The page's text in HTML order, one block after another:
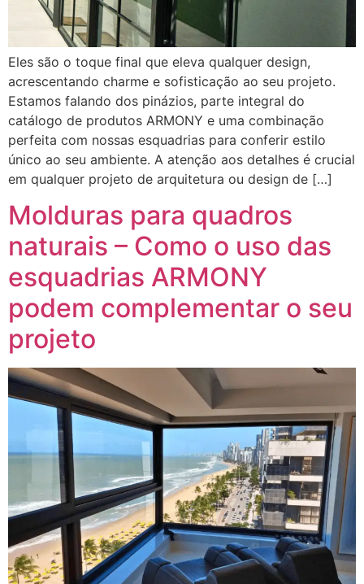
Eles são o toque final que eleva qualquer design,
acrescentando charme e sofisticação ao seu projeto.
Estamos falando dos pinázios, parte integral do
catálogo de produtos ARMONY e uma combinação
perfeita com nossas esquadrias para conferir estilo
único ao seu ambiente. A atenção aos detalhes é crucial
em qualquer projeto de arquitetura ou design de […]
Molduras para quadros
naturais – Como o uso das
esquadrias ARMONY
podem complementar o seu
projeto